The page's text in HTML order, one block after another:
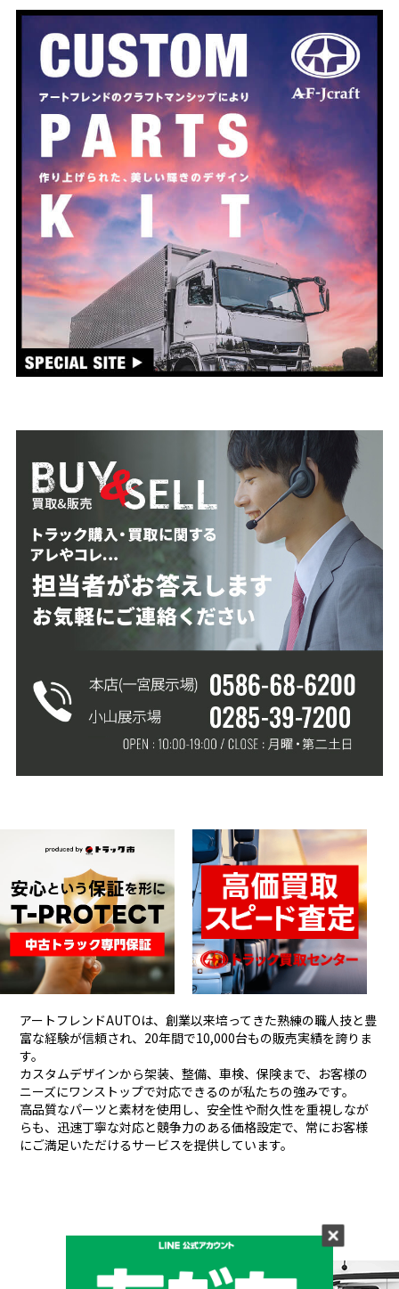
アートフレンドAUTOは、創業以来培ってきた熟練の職人技と豊
富な経験が信頼され、 20年間で10,000台もの販売実績を誇りま
す。
カスタムデザインから架装、整備、車検、保険まで、お客様の
ニーズにワンストップで対応できるのが私たちの強みです。
高品質なパーツと素材を使用し、安全性や耐久性を重視しなが
らも、 迅速丁寧な対応と競争力のある価格設定で、常にお客様
にご満足いただけるサービスを提供しています。
メーカーと形状から探す